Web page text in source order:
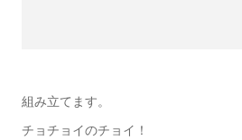
組み立てます。
チョチョイのチョイ！